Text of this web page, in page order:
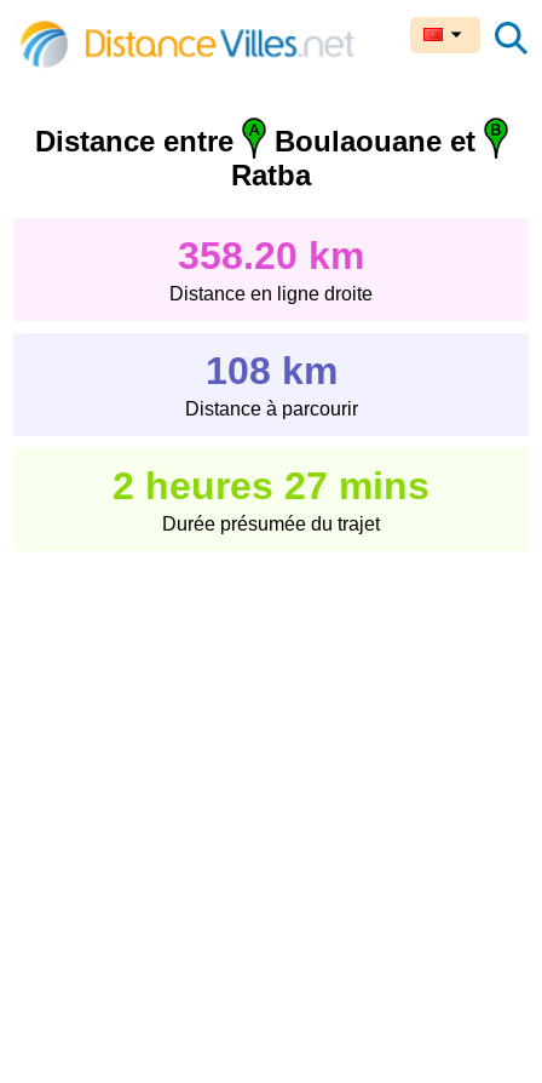
Distance entre
Boulaouane et
Ratba
358.20 km
Distance en ligne droite
108 km
Distance à parcourir
2 heures 27 mins
Durée présumée du trajet